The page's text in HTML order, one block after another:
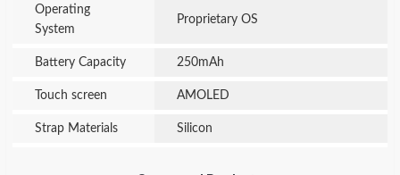
Operating
System
Proprietary OS
Battery Capacity 250mAh
Touch screen AMOLED
Strap Materials Silicon